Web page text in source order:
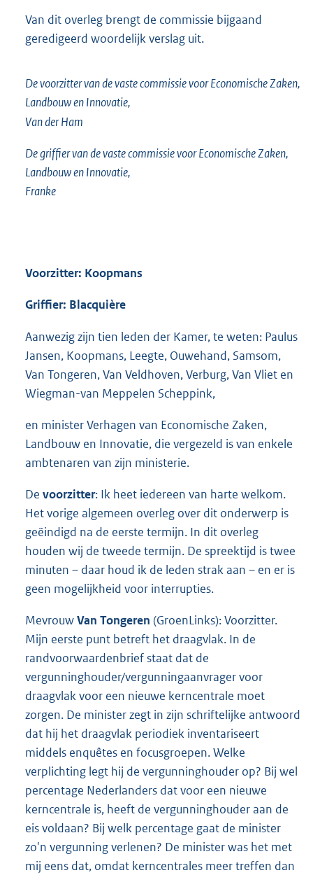
Van dit overleg brengt de commissie bijgaand
geredigeerd woordelijk verslag uit.
De voorzitter van de vaste commissie voor Economische Zaken,
Landbouw en Innovatie,
Van der Ham
De griffier van de vaste commissie voor Economische Zaken,
Landbouw en Innovatie,
Franke
Voorzitter: Koopmans
Griffier: Blacquière
Aanwezig zijn tien leden der Kamer, te weten: Paulus
Jansen, Koopmans, Leegte, Ouwehand, Samsom,
Van Tongeren, Van Veldhoven, Verburg, Van Vliet en
Wiegman-van Meppelen Scheppink,
en minister Verhagen van Economische Zaken,
Landbouw en Innovatie, die vergezeld is van enkele
ambtenaren van zijn ministerie.
De voorzitter: Ik heet iedereen van harte welkom.
Het vorige algemeen overleg over dit onderwerp is
geëindigd na de eerste termijn. In dit overleg
houden wij de tweede termijn. De spreektijd is twee
minuten – daar houd ik de leden strak aan – en er is
geen mogelijkheid voor interrupties.
MevrouwVan Tongeren (GroenLinks): Voorzitter.
Mijn eerste punt betreft het draagvlak. In de
randvoorwaardenbrief staat dat de
vergunninghouder/vergunningaanvrager voor
draagvlak voor een nieuwe kerncentrale moet
zorgen. De minister zegt in zijn schriftelijke antwoord
dat hij het draagvlak periodiek inventariseert
middels enquêtes en focusgroepen. Welke
verplichting legt hij de vergunninghouder op? Bij wel
percentage Nederlanders dat voor een nieuwe
kerncentrale is, heeft de vergunninghouder aan de
eis voldaan? Bij welk percentage gaat de minister
zo'n vergunning verlenen? De minister was het met
mij eens dat, omdat kerncentrales meer treffen dan